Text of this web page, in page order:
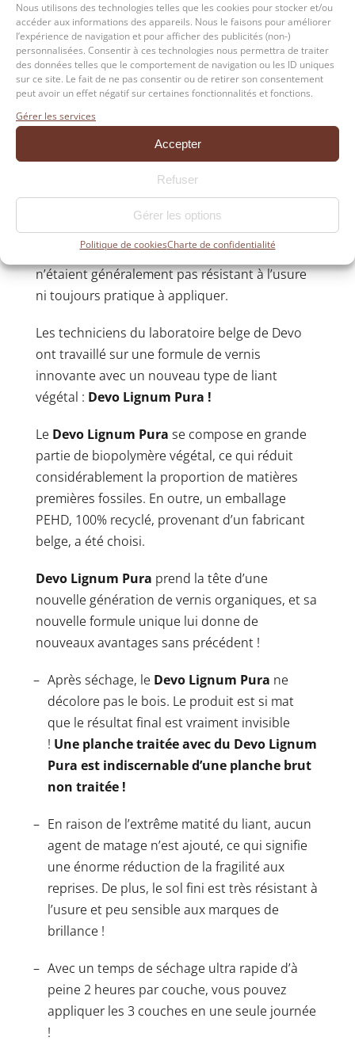
Nous utilisons des technologies telles que les cookies pour stocker et/ou
accéder aux informations des appareils. Nous le faisons pour améliorer
l’expérience de navigation et pour afficher des publicités (non-)
personnalisées. Consentir à ces technologies nous permettra de traiter
des données telles que le comportement de navigation ou les ID uniques
sur ce site. Le fait de ne pas consentir ou de retirer son consentement
peut avoir un effet négatif sur certaines fonctionnalités et fonctions.
Gérer les services
Accepter
Refuser
Gérer les options
Politique de cookiesCharte de confidentialité
Le vernis Devo Lignum Pura, en plus d’être
parfaitement invisible, est également : durable,
biologique, résistant à l’usure, facile à appliquer
et à entretenir.
Impossible vous pensez ?
Jusqu’à présent, lorsque vous achetiez des
produits biologiques, vous avez toujours dû
faire des compromis sur les performances de
ces produits. Organique ou écologique
n’étaient généralement pas résistant à l’usure
ni toujours pratique à appliquer.
Les techniciens du laboratoire belge de Devo
ont travaillé sur une formule de vernis
innovante avec un nouveau type de liant
végétal : Devo Lignum Pura !
Le Devo Lignum Pura se compose en grande
partie de biopolymère végétal, ce qui réduit
considérablement la proportion de matières
premières fossiles. En outre, un emballage
PEHD, 100% recyclé, provenant d’un fabricant
belge, a été choisi.
Devo Lignum Pura prend la tête d’une
nouvelle génération de vernis organiques, et sa
nouvelle formule unique lui donne de
nouveaux avantages sans précédent !
Après séchage, le Devo Lignum Pura ne
décolore pas le bois. Le produit est si mat
que le résultat final est vraiment invisible
! Une planche traitée avec du Devo Lignum
Pura est indiscernable d’une planche brut
non traitée !
En raison de l’extrême matité du liant, aucun
agent de matage n’est ajouté, ce qui signifie
une énorme réduction de la fragilité aux
reprises. De plus, le sol fini est très résistant à
l’usure et peu sensible aux marques de
brillance !
Avec un temps de séchage ultra rapide d’à
peine 2 heures par couche, vous pouvez
appliquer les 3 couches en une seule journée
!